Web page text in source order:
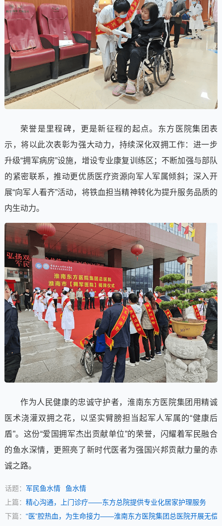
荣誉是里程碑，更是新征程的起点。东方医院集团表
示，将以此次表彰为强大动力，持续深化双拥工作：进一步
升级“拥军病房”设施，增设专业康复训练区；不断加强与部队
的紧密联系，推动更优质医疗资源向军人军属倾斜；深入开
展“向军人看齐”活动，将铁血担当精神转化为提升服务品质的
内生动力。
作为人民健康的忠诚守护者，淮南东方医院集团用精诚
医术浇灌双拥之花，以坚实臂膀担当起军人军属的“健康后
盾”。这份“爱国拥军杰出贡献单位”的荣誉，闪耀着军民融合
的鱼水深情，更照亮了新时代医者为强国兴邦贡献力量的赤
诚之路。
话题： 军民鱼水情
鱼水情
上篇： 精心沟通，上门诊疗——东方总院提供专业化居家护理服务
下篇： “医”腔热血，为生命接力——淮南东方医院集团总医院开展无偿